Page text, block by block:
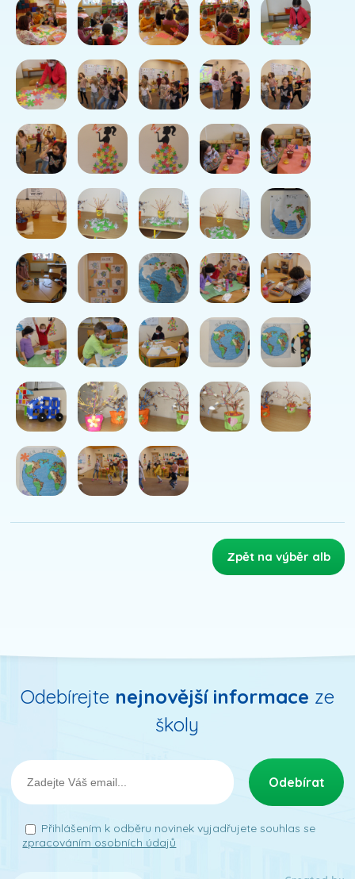
Zpět na výběr alb
Odebírejte nejnovější informace ze
školy
Přihlášením k odběru novinek vyjadřujete souhlas se
zpracováním osobních údajů